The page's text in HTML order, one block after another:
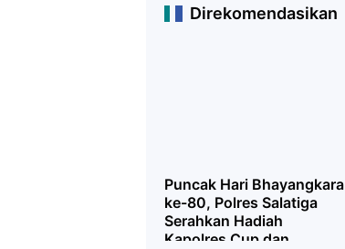
Direkomendasikan
Puncak Hari Bhayangkara
ke-80, Polres Salatiga
Serahkan Hadiah
Kapolres Cup dan